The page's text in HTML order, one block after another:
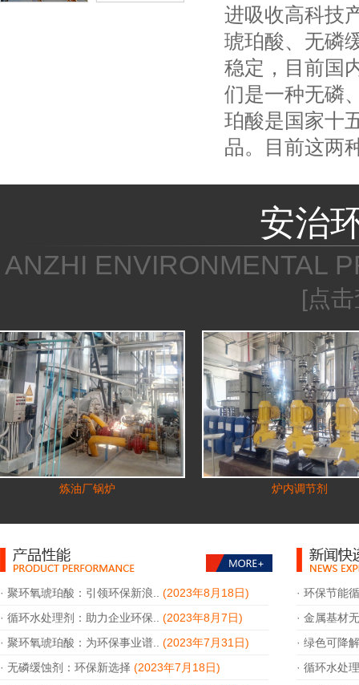
进吸收高科技
琥珀酸、无磷
稳定，目前国
们是一种无磷
珀酸是国家十
品。目前这
安治
ANZHI ENVIRONMENTAL
[点
· 聚环氧琥珀酸：引领环保新浪..
(2023年8月18日)
· 循环水处理剂：助力企业环保..
(2023年8月7日)
· 聚环氧琥珀酸：为环保事业谱..
(2023年7月31日)
· 无磷缓蚀剂：环保新选择 (2023年7月18日)
· 环保节能
· 金属基材
· 绿色可降
· 循环水处